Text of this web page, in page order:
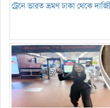
ট্রেনে ভারত ভ্রমণ ঢাকা থেকে